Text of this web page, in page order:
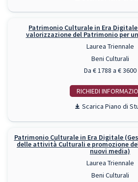
Patrimonio Culturale in Era
valorizzazione del Patrimonio per
Laurea Triennale
Beni Culturali
Da € 1788 a € 3600
RICHIEDI INFO
Piano di
Patrimonio Culturale in Era Digitale
delle attività Culturali e promozione
nuovi media)
Laurea Triennale
Beni Culturali